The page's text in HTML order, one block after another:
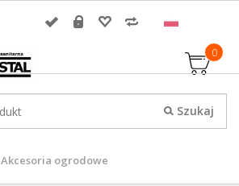
0
Akcesoria ogrodowe